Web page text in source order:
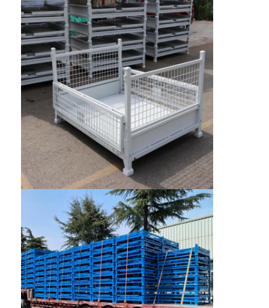
Casi
Chiedi un preventivo
racking del pallet del magazzino
Scaffale di stoccaggio del magazzino
scaffalatura per vetrine per supermercati
Scaffalatura Cantilever
Scaffalatura a spinta
Guidare in scaffalature
Racking radiofonico della navetta
rastrellamento del corridoio molto stretto
Rack mezzanino